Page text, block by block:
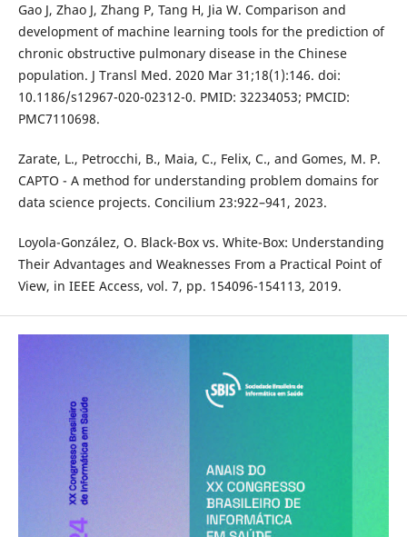
Gao J, Zhao J, Zhang P, Tang H, Jia W. Comparison and
development of machine learning tools for the prediction of
chronic obstructive pulmonary disease in the Chinese
population. J Transl Med. 2020 Mar 31;18(1):146. doi:
10.1186/s12967-020-02312-0. PMID: 32234053; PMCID:
PMC7110698.
Zarate, L., Petrocchi, B., Maia, C., Felix, C., and Gomes, M. P.
CAPTO - A method for understanding problem domains for
data science projects. Concilium 23:922–941, 2023.
Loyola-González, O. Black-Box vs. White-Box: Understanding
Their Advantages and Weaknesses From a Practical Point of
View, in IEEE Access, vol. 7, pp. 154096-154113, 2019.